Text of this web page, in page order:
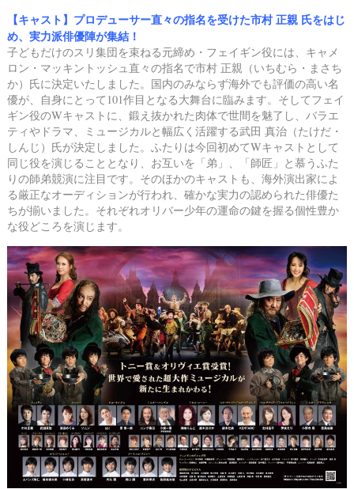
【キャスト】プロデューサー直々の指名を受けた市村 正親 氏をはじ
め、実力派俳優陣が集結！
子どもだけのスリ集団を束ねる元締め・フェイギン役には、 キャメ
ロン・マッキントッシュ直々の指名で市村 正親（いちむら・まさち
か）氏に決定いたしました。 国内のみならず海外でも評価の高い名
優が、自身にとって101作目となる大舞台に臨みます。 そしてフェイ
ギン役のWキャストに、鍛え抜かれた肉体で世間を魅了し、 バラエ
ティやドラマ、ミュージカルと幅広く活躍する武田 真治（たけだ・
しんじ）氏が決定しました。 ふたりは今回初めてWキャストとして
同じ役を演じることとなり、 お互いを「弟」、「師匠」と慕うふた
りの師弟競演に注目です。 そのほかのキャストも、海外演出家によ
る厳正なオーディションが行われ、 確かな実力の認められた俳優た
ちが揃いました。 それぞれオリバー少年の運命の鍵を握る個性豊か
な役どころを演じます。